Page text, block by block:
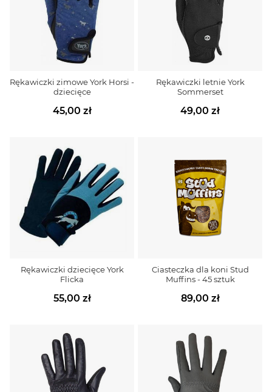
Rękawiczki zimowe York Horsi -
dziecięce
45,00 zł
Rękawiczki letnie York
Sommerset
49,00 zł
Rękawiczki dziecięce York
Flicka
55,00 zł
Ciasteczka dla koni Stud
Muffins - 45 sztuk
89,00 zł